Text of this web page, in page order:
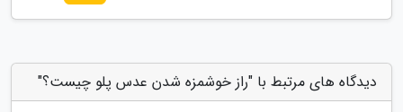
دیدگاه های مرتبط با "راز خوشمزه شدن عدس پلو چیست؟"